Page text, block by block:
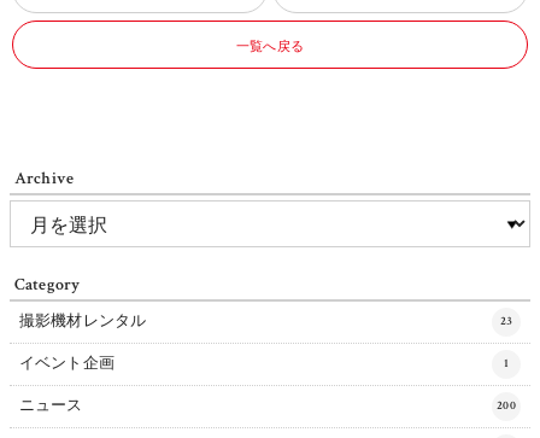
一覧へ戻る
Archive
Category
撮影機材レンタル 23
イベント企画 1
ニュース 200